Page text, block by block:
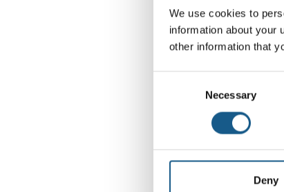
We use cookies to
information about your
other information that
Necessary
Deny